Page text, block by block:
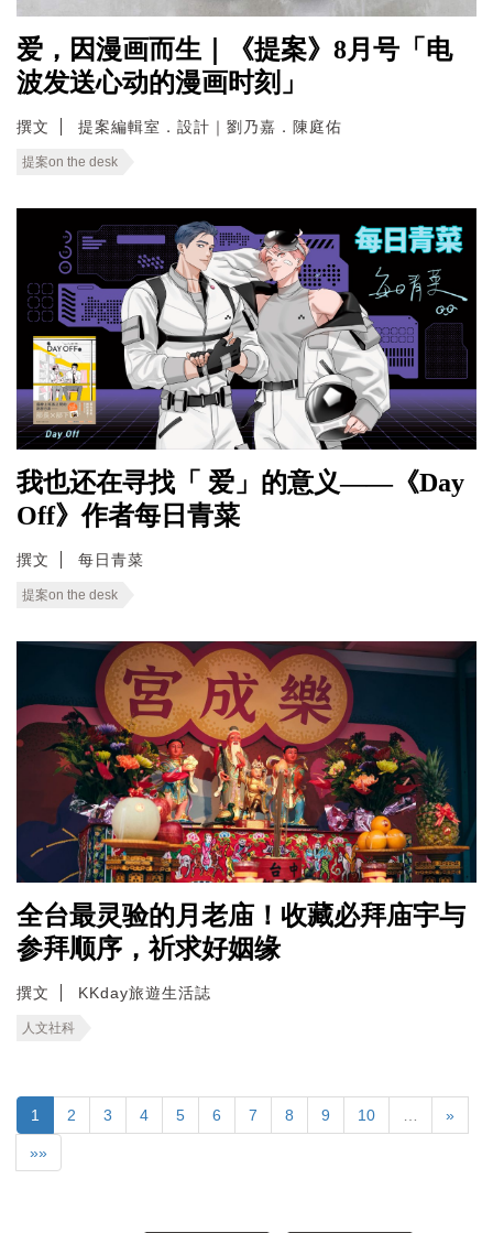
爱，因漫画而生｜《提案》8月号「电
波发送心动的漫画时刻」
撰文 提案編輯室．設計｜劉乃嘉．陳庭佑
提案on the desk
我也还在寻找「 爱」的意义——《Day
Off》作者每日青菜
撰文 每日青菜
提案on the desk
全台最灵验的月老庙！收藏必拜庙宇与
参拜顺序，祈求好姻缘
撰文 KKday旅遊生活誌
人文社科
1 2 3 4 5 6 7 8 9 10 »
»»